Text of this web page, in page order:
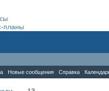
планы
Новые сообщения Справка